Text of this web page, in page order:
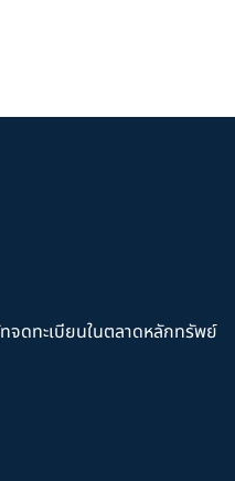
ดทะเบียนในตลาดหลักทรัพย์